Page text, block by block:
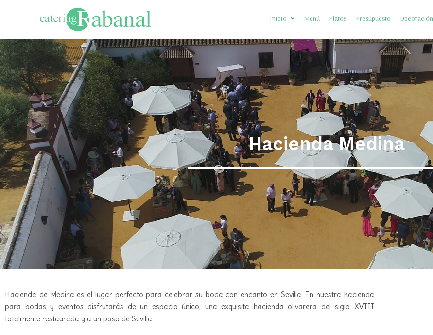
Inicio
Somos Diferentes
Preguntas frecuentes
Menú Platos Presupuesto Decoración
Hacienda Medina
Hacienda de Medina es el lugar perfecto para celebrar su boda con encanto en Sevilla. En nuestra hacienda
para bodas y eventos disfrutarás de un espacio único, una exquisita hacienda olivarera del siglo XVIII
totalmente restaurada y a un paso de Sevilla.